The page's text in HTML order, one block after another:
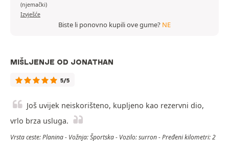
(njemački)
Izvješće
Biste li ponovno kupili ove gume? NE
MIŠLJENJE OD JONATHAN
5/5
Još uvijek neiskorišteno, kupljeno kao rezervni dio,
vrlo brza usluga.
Vrsta ceste: Planina - Vožnja: Športska - Vozilo: surron - Pređeni kilometri: 2